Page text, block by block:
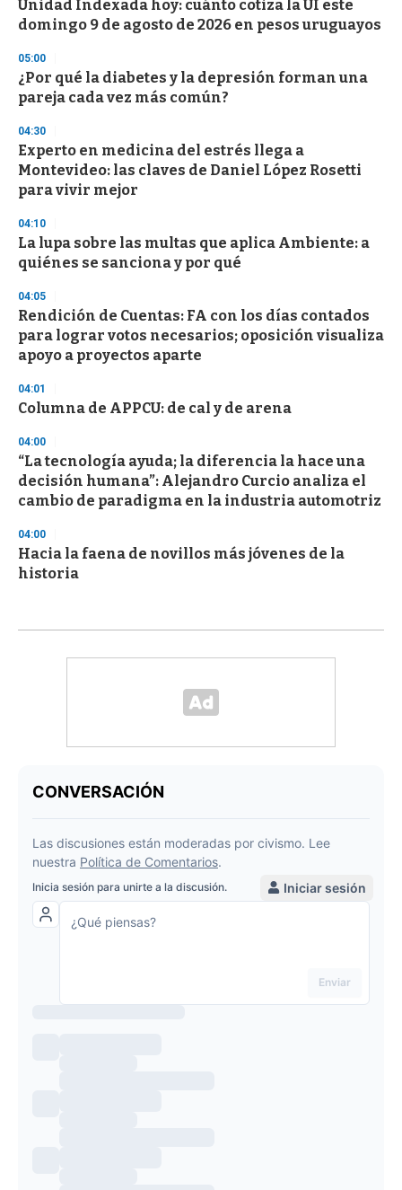
s
o
f
3
s
e
c
n
d
s
Unidad Indexada hoy: cuánto cotiza la UI este
domingo 9 de agosto de 2026 en pesos uruguayos
05:00
¿Por qué la diabetes y la depresión forman una
pareja cada vez más común?
04:30
Experto en medicina del estrés llega a
Montevideo: las claves de Daniel López Rosetti
para vivir mejor
04:10
La lupa sobre las multas que aplica Ambiente: a
quiénes se sanciona y por qué
04:05
Rendición de Cuentas: FA con los días contados
para lograr votos necesarios; oposición visualiza
apoyo a proyectos aparte
04:01
Columna de APPCU: de cal y de arena
04:00
“La tecnología ayuda; la diferencia la hace una
decisión humana”: Alejandro Curcio analiza el
cambio de paradigma en la industria automotriz
04:00
Hacia la faena de novillos más jóvenes de la
historia